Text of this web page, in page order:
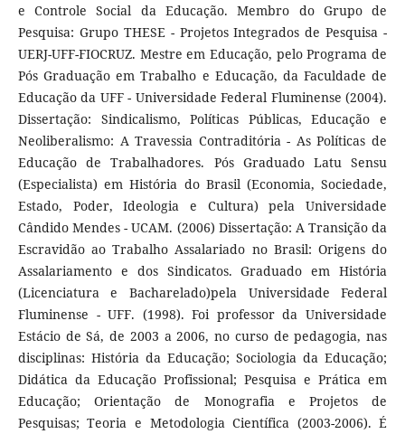
e Controle Social da Educação. Membro do Grupo de
Pesquisa: Grupo THESE - Projetos Integrados de Pesquisa -
UERJ-UFF-FIOCRUZ. Mestre em Educação, pelo Programa de
Pós Graduação em Trabalho e Educação, da Faculdade de
Educação da UFF - Universidade Federal Fluminense (2004).
Dissertação: Sindicalismo, Políticas Públicas, Educação e
Neoliberalismo: A Travessia Contraditória - As Políticas de
Educação de Trabalhadores. Pós Graduado Latu Sensu
(Especialista) em História do Brasil (Economia, Sociedade,
Estado, Poder, Ideologia e Cultura) pela Universidade
Cândido Mendes - UCAM. (2006) Dissertação: A Transição da
Escravidão ao Trabalho Assalariado no Brasil: Origens do
Assalariamento e dos Sindicatos. Graduado em História
(Licenciatura e Bacharelado)pela Universidade Federal
Fluminense - UFF. (1998). Foi professor da Universidade
Estácio de Sá, de 2003 a 2006, no curso de pedagogia, nas
disciplinas: História da Educação; Sociologia da Educação;
Didática da Educação Profissional; Pesquisa e Prática em
Educação; Orientação de Monografia e Projetos de
Pesquisas; Teoria e Metodologia Científica (2003-2006). É